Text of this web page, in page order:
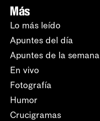
Más
Lo más leído
Apuntes del día
Apuntes de la semana
En vivo
Fotografía
Humor
Crucigramas